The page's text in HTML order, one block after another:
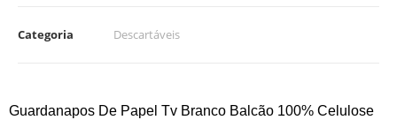
Categoria Descartáveis
Guardanapos De Papel Tv Branco Balcão 100% Celulose